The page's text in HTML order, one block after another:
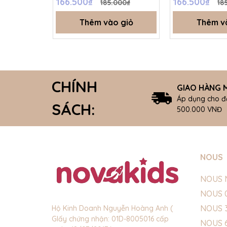
185.000₫
Thêm vào giỏ Thêm
CHÍNH
SÁCH:
GIAO HÀNG
Áp dụng cho
500.000 VNĐ
Hộ Kinh Doanh Nguyễn Hoàng Anh (
GIấy chứng nhận: 01D-8005016 cấp
NOUS
NOUS
NOUS
NOUS
NOUS